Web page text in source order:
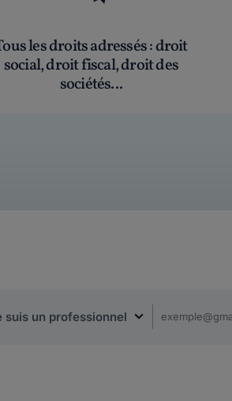
les droits adressés: droit
social, droit fiscal, droit des
sociétés...